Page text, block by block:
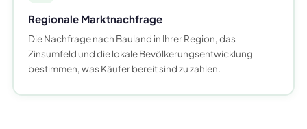
Regionale Marktnachfrage
Die Nachfrage nach Bauland in Ihrer Region, das
Zinsumfeld und die lokale Bevölkerungsentwicklung
bestimmen, was Käufer bereit sind zu zahlen.